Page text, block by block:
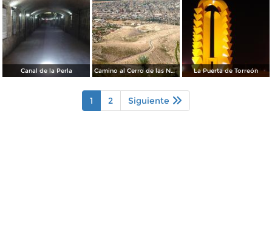
Canal de la Perla Camino al Cerro de las Noas La Puerta de Torreón
1 2 Siguiente